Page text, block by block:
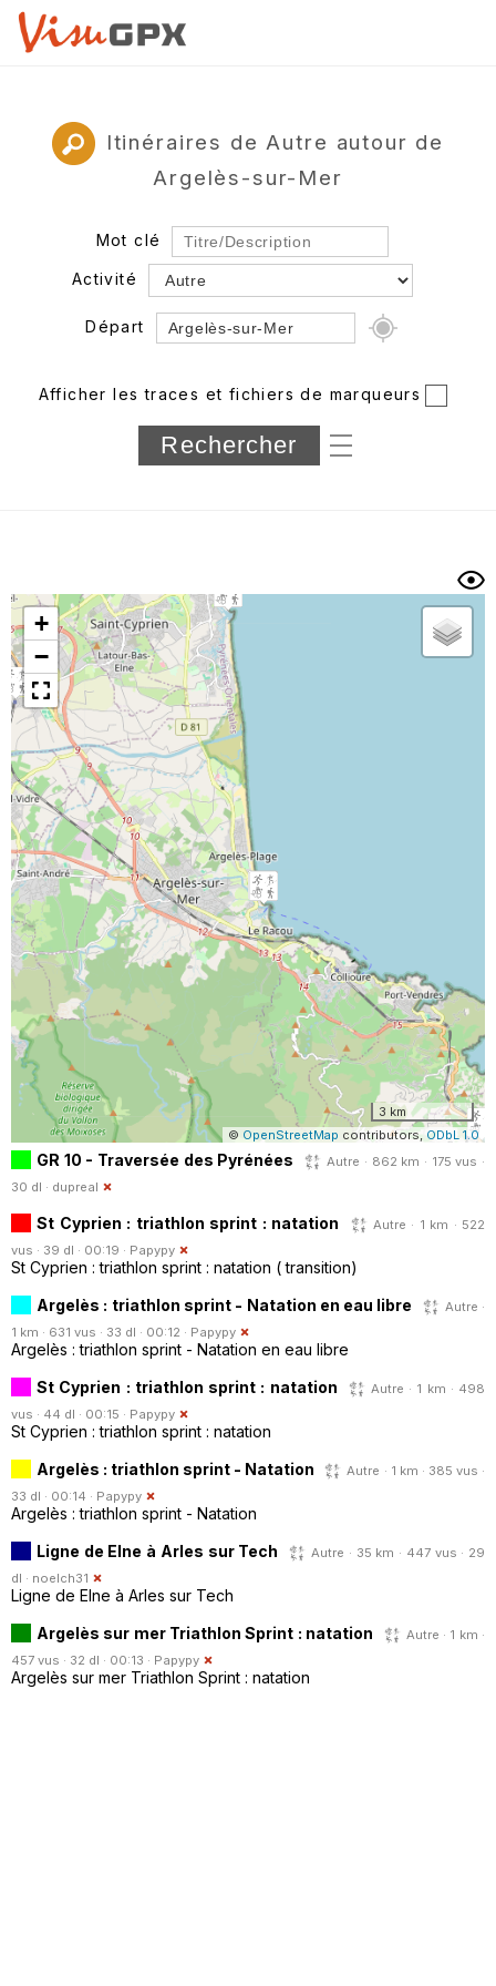
Itinéraires de Autre autour de
Argelès-sur-Mer
Mot clé
Activité
Départ
Département
Longueur min/max
Trier par
Horodatage
Afficher les traces et fichiers de marqueurs
+
−
3 km
© OpenStreetMap contributors, ODbL 1.0
GR 10 - Traversée des Pyrénées
Autre · 862 km · 175 vus ·
30 dl · dupreal
St Cyprien : triathlon sprint : natation
Autre · 1 km · 522
vus · 39 dl · 00:19 · Papypy
St Cyprien : triathlon sprint : natation ( transition)
Argelès : triathlon sprint - Natation en eau libre
Autre ·
1 km · 631 vus · 33 dl · 00:12 · Papypy
Argelès : triathlon sprint - Natation en eau libre
St Cyprien : triathlon sprint : natation
Autre · 1 km · 498
vus · 44 dl · 00:15 · Papypy
St Cyprien : triathlon sprint : natation
Argelès : triathlon sprint - Natation
Autre · 1 km · 385 vus ·
33 dl · 00:14 · Papypy
Argelès : triathlon sprint - Natation
Ligne de Elne à Arles sur Tech
Autre · 35 km · 447 vus · 29
dl · noelch31
Ligne de Elne à Arles sur Tech
Argelès sur mer Triathlon Sprint : natation
Autre · 1 km ·
457 vus · 32 dl · 00:13 · Papypy
Argelès sur mer Triathlon Sprint : natation